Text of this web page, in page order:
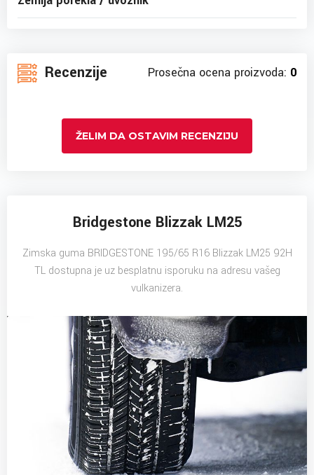
Recenzije Prosečna ocena proizvoda: 0
ŽELIM DA OSTAVIM RECENZIJU
Bridgestone Blizzak LM25
Zimska guma BRIDGESTONE 195/65 R16 Blizzak LM25 92H
TL dostupna je uz besplatnu isporuku na adresu vašeg
vulkanizera.